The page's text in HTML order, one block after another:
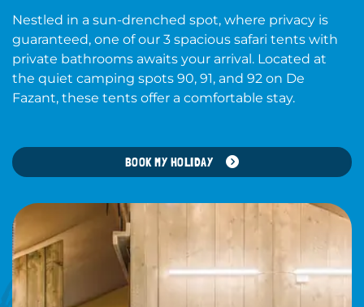
Download onze app:
Nestled in a sun-drenched spot, where privacy is
guaranteed, one of our 3 spacious safari tents with
private bathrooms awaits your arrival. Located at
the quiet camping spots 90, 91, and 92 on De
Fazant, these tents offer a comfortable stay.
BOOK MY HOLIDAY